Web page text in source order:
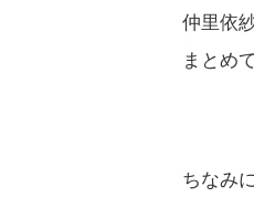
仲里依
まとめ
ちなみに